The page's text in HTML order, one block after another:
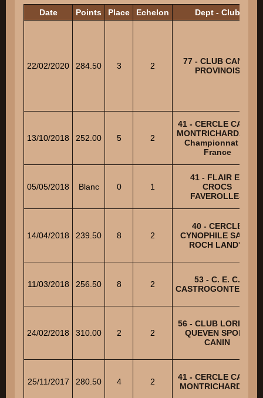
Date Points Place Echelon Dept - Club
22/02/2020 284.50 3 2
77 - CLUB CANIN
PROVINOIS
13/10/2018 252.00 5 2
41 - CERCLE CANIN
MONTRICHARDAIS -
Championnat de
France
05/05/2018 Blanc 0 1
41 - FLAIR ET
CROCS
FAVEROLLES
14/04/2018 239.50 8 2
40 - CERCLE
CYNOPHILE SAINT
ROCH LAND'S
11/03/2018 256.50 8 2
53 - C. E. C.
CASTROGONTERIEN
24/02/2018 310.00 2 2
56 - CLUB LORIENT
QUEVEN SPORT
CANIN
25/11/2017 280.50 4 2
41 - CERCLE CANIN
MONTRICHARDAIS